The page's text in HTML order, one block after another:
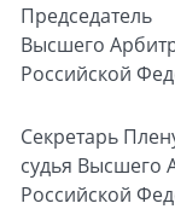
Председатель
Высшего
Российской
Секретарь
судья Высшего
Российской